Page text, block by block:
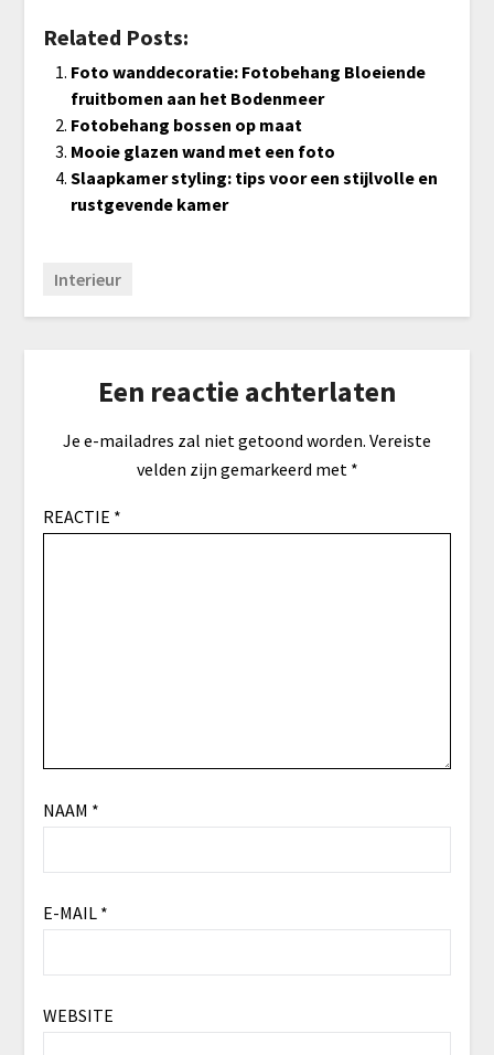
Related Posts:
Foto wanddecoratie: Fotobehang Bloeiende
fruitbomen aan het Bodenmeer
Fotobehang bossen op maat
Mooie glazen wand met een foto
Slaapkamer styling: tips voor een stijlvolle en
rustgevende kamer
Interieur
Een reactie achterlaten
Je e-mailadres zal niet getoond worden. Vereiste
velden zijn gemarkeerd met *
REACTIE *
NAAM *
E-MAIL *
WEBSITE